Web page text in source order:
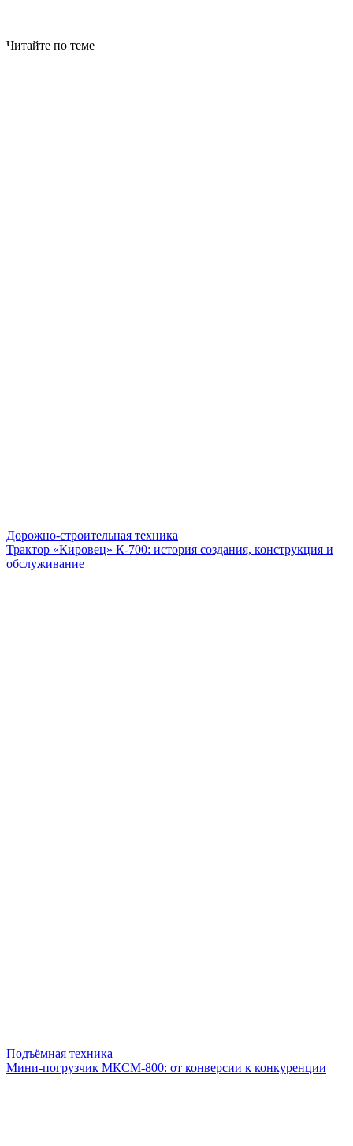
Читайте по теме
Дорожно-строительная техника
Трактор «Кировец» К-700: история создания, конструкция и
обслуживание
Подъёмная техника
Мини-погрузчик МКСМ-800: от конверсии к конкуренции